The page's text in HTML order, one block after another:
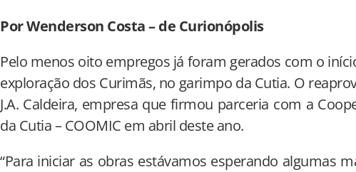
Por Wenderson Costa – de Curionópolis
Pelo menos oito empregos já foram gerados com o
exploração dos Curimãs, no garimpo da Cutia. O
J.A. Caldeira, empresa que firmou parceria com a
da Cutia – COOMIC em abril deste ano.
“Para iniciar as obras estávamos esperando algumas